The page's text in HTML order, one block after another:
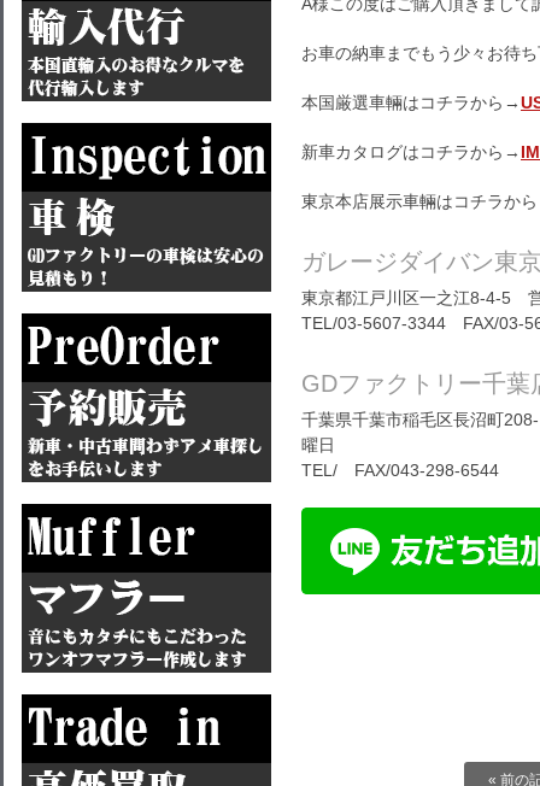
お車の納車までもう少々お待
本国厳選車輛はコチラから→
新車カタログはコチラから→
東京本店展示車輛はコチラか
ガレージダイバン東
東京都江戸川区一之江8-4-5
TEL/03-5607-3344 FAX/03-
GDファクトリー千葉
千葉県千葉市稲毛区長沼町
曜日
TEL/ FAX/043-298-6544
« 前の